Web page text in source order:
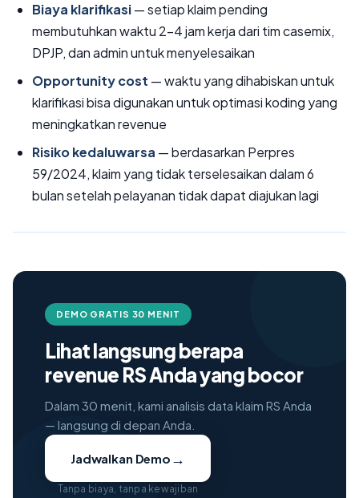
Biaya klarifikasi— setiap klaim pending
membutuhkan waktu 2-4 jam kerja dari tim casemix,
DPJP, dan admin untuk menyelesaikan
Opportunity cost — waktu yang dihabiskan untuk
klarifikasi bisa digunakan untuk optimasi koding yang
meningkatkan revenue
Risiko kedaluwarsa — berdasarkan Perpres
59/2024, klaim yang tidak terselesaikan dalam 6
bulan setelah pelayanan tidak dapat diajukan lagi
DEMO GRATIS 30 MENIT
Lihat langsung berapa
revenue RS Anda yang bocor
Dalam 30 menit, kami analisis data klaim RS Anda
— langsung di depan Anda.
Jadwalkan Demo →
Tanpa biaya, tanpa kewajiban